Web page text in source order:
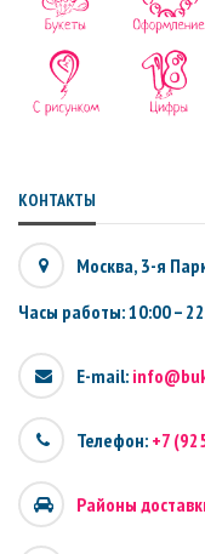
КОНТАКТЫ
Москва, 3-я
Часы работы: 10:00 –
E-mail:
Телефон: +7
Районы